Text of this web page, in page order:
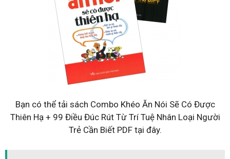
Bạn có thể tải sách Combo Khéo Ăn Nói Sẽ Có Được
Thiên Hạ + 99 Điều Đúc Rút Từ Trí Tuệ Nhân Loại Người
Trẻ Cần Biết PDF tại đây.